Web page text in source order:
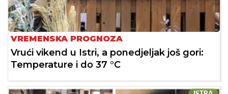
VREMENSKA PROGNOZA
Vrući vikend u Istri, a ponedjeljak još gori:
Temperature i do 37 °C